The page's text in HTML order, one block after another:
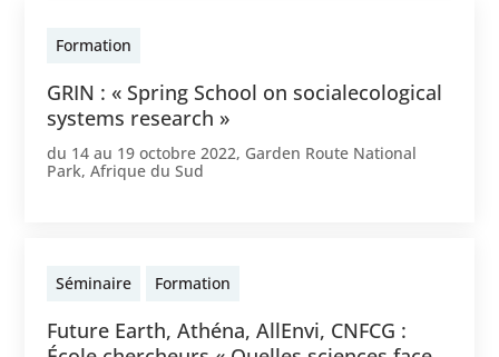
Formation
GRIN : « Spring School on socialecological
systems research »
du 14 au 19 octobre 2022, Garden Route National
Park, Afrique du Sud
Séminaire Formation
Future Earth, Athéna, AllEnvi, CNFCG :